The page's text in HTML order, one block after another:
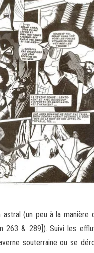
astral (un peu à la manière
263 & 289]). Suivi les
souterraine ou se